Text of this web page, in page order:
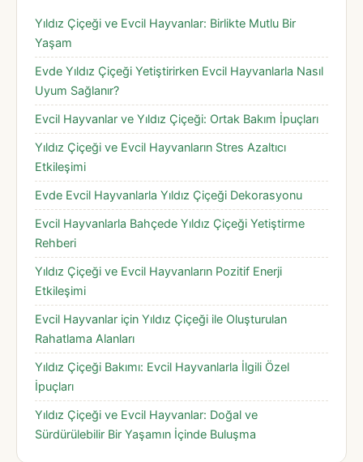
Yıldız Çiçeği ve Evcil Hayvanlar: Birlikte Mutlu Bir
Yaşam
Evde Yıldız Çiçeği Yetiştirirken Evcil Hayvanlarla Nasıl
Uyum Sağlanır?
Evcil Hayvanlar ve Yıldız Çiçeği: Ortak Bakım İpuçları
Yıldız Çiçeği ve Evcil Hayvanların Stres Azaltıcı
Etkileşimi
Evde Evcil Hayvanlarla Yıldız Çiçeği Dekorasyonu
Evcil Hayvanlarla Bahçede Yıldız Çiçeği Yetiştirme
Rehberi
Yıldız Çiçeği ve Evcil Hayvanların Pozitif Enerji
Etkileşimi
Evcil Hayvanlar için Yıldız Çiçeği ile Oluşturulan
Rahatlama Alanları
Yıldız Çiçeği Bakımı: Evcil Hayvanlarla İlgili Özel
İpuçları
Yıldız Çiçeği ve Evcil Hayvanlar: Doğal ve
Sürdürülebilir Bir Yaşamın İçinde Buluşma